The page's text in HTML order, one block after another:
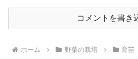
コメントを書き
ホーム 野菜の栽培 育苗